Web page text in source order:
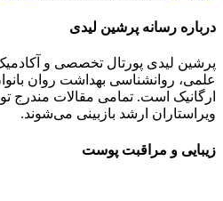
درباره رسانه پرشین لیدی
پرشین لیدی پورتال تخصصی و
علمی، روانشناسی بهداشت روان
ارگانیک است. تمامی مقالات
ویراستاران ارشد بازبینی می‌شوند.
زیبایی و مراقبت پوست